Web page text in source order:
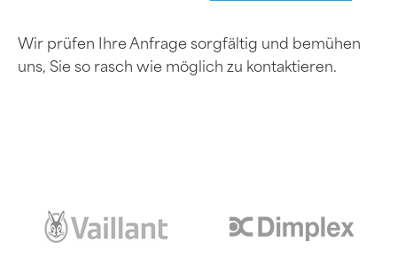
Wir prüfen Ihre Anfrage sorgfältig und bemühen
uns, Sie so rasch wie möglich zu kontaktieren.